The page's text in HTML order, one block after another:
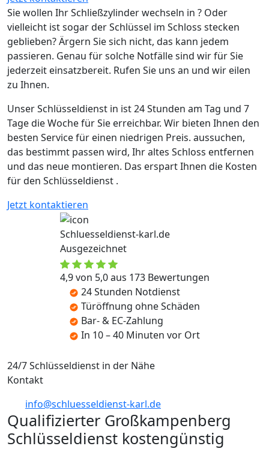
Sie wollen Ihr Schließzylinder wechseln in ? Oder
vielleicht ist sogar der Schlüssel im Schloss stecken
geblieben? Ärgern Sie sich nicht, das kann jedem
passieren. Genau für solche Notfälle sind wir für Sie
jederzeit einsatzbereit. Rufen Sie uns an und wir eilen
zu Ihnen.
Unser Schlüsseldienst in ist 24 Stunden am Tag und 7
Tage die Woche für Sie erreichbar. Wir bieten Ihnen den
besten Service für einen niedrigen Preis. aussuchen,
das bestimmt passen wird, Ihr altes Schloss entfernen
und das neue montieren. Das erspart Ihnen die Kosten
für den Schlüsseldienst .
Jetzt kontaktieren
Schluesseldienst-karl.de
Ausgezeichnet
4,9 von 5,0 aus 173 Bewertungen
24 Stunden Notdienst
Türöffnung ohne Schäden
Bar- & EC-Zahlung
In 10 – 40 Minuten vor Ort
24/7 Schlüsseldienst in der Nähe
Kontakt
info@schluesseldienst-karl.de
Qualifizierter Großkampenberg
Schlüsseldienst kostengünstig